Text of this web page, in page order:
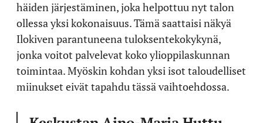
häiden järjestäminen, joka helpottuu nyt talon
ollessa yksi kokonaisuus. Tämä saattaisi näkyä
Ilokiven parantuneena tuloksentekokykynä,
jonka voitot palvelevat koko ylioppilaskunnan
toimintaa. Myöskin kohdan yksi isot taloudelliset
miinukset eivät tapahdu tässä vaihtoehdossa.